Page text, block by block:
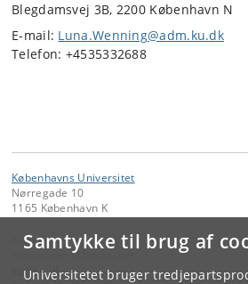
Samtykke til brug af
Universitetet bruger
Blegdamsvej 3B, 2200 København N
E-mail: Luna.Wenning@adm.ku.dk
Telefon: +4535332688
Københavns Universitet
Nørregade 10
1165 København K
Kontakt:
Københavns Universitet
@ku.dk